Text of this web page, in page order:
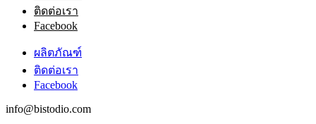
ติดต่อเรา
Facebook
ผลิตภัณฑ์
ติดต่อเรา
Facebook
info@bistodio.com